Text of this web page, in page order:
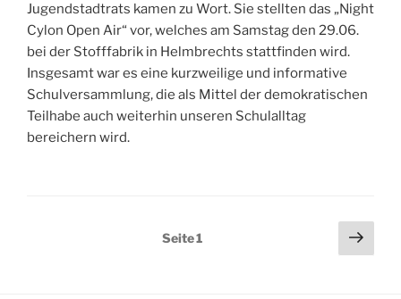
Jugendstadtrats kamen zu Wort. Sie stellten das „Night
Cylon Open Air“ vor, welches am Samstag den 29.06.
bei der Stofffabrik in Helmbrechts stattfinden wird.
Insgesamt war es eine kurzweilige und informative
Schulversammlung, die als Mittel der demokratischen
Teilhabe auch weiterhin unseren Schulalltag
bereichern wird.
Seitennummerierung
Seite1